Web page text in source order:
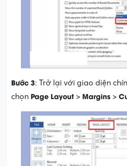
Bước 3: Trở lại với giao diện
chọn Page Layout > Margins >